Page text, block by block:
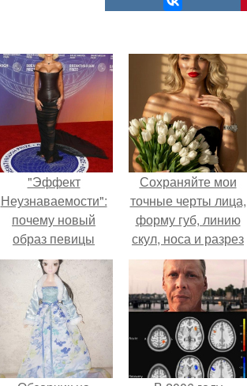
"Эффект
Неузнаваемости":
почему новый
образ певицы
вызвал споры о
гранях
возможного?
Сохраняйте мои
точные черты лица,
форму губ, линию
скул, носа и разрез
глаз.